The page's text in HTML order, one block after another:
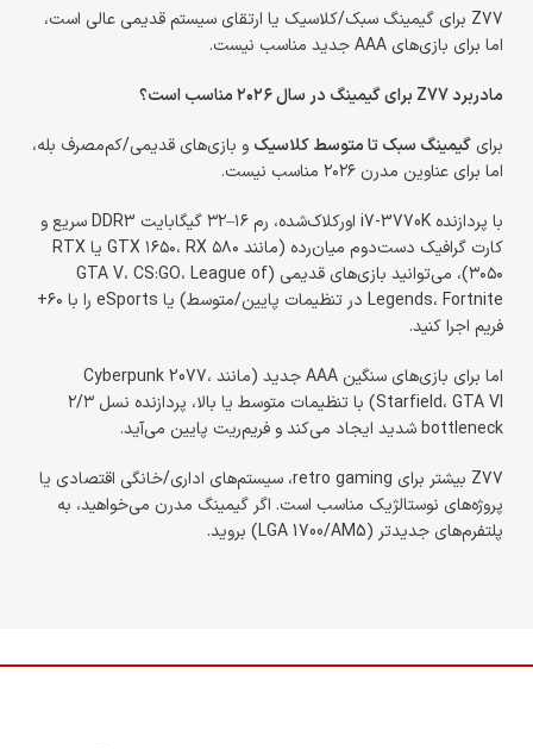
Z77 برای گیمینگ سبک/کلاسیک یا ارتقای سیستم قدیمی عالی است،
اما برای بازی‌های AAA جدید مناسب نیست.
مادربرد Z77 برای گیمینگ در سال ۲۰۲۶ مناسب است؟
برای گیمینگ سبک تا متوسط کلاسیک و بازی‌های قدیمی/کم‌مصرف بله،
اما برای عناوین مدرن ۲۰۲۶ مناسب نیست.
با پردازنده i7-3770K اورکلاک‌شده، رم ۱۶–۳۲ گیگابایت DDR3 سریع و
کارت گرافیک دست‌دوم میان‌رده (مانند GTX ۱۶۵۰، RX ۵۸۰ یا RTX
۳۰۵۰)، می‌توانید بازی‌های قدیمی (GTA V، CS:GO، League of
Legends، Fortnite در تنظیمات پایین/متوسط) یا eSports را با ۶۰+
فریم اجرا کنید.
اما برای بازی‌های سنگین AAA جدید (مانند Cyberpunk 2077،
Starfield، GTA VI) با تنظیمات متوسط یا بالا، پردازنده نسل ۲/۳
bottleneck شدید ایجاد می‌کند و فریم‌ریت پایین می‌آید.
Z77 بیشتر برای retro gaming، سیستم‌های اداری/خانگی اقتصادی یا
پروژه‌های نوستالژیک مناسب است. اگر گیمینگ مدرن می‌خواهید، به
پلتفرم‌های جدیدتر (LGA 1700/AM5) بروید.